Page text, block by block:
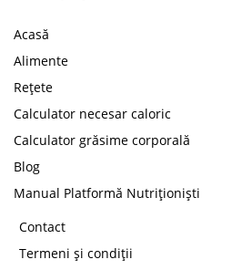
Acasă
Alimente
Rețete
Calculator necesar caloric
Calculator grăsime corporală
Blog
Manual Platformă Nutriționiști
Contact
Termeni și condiții